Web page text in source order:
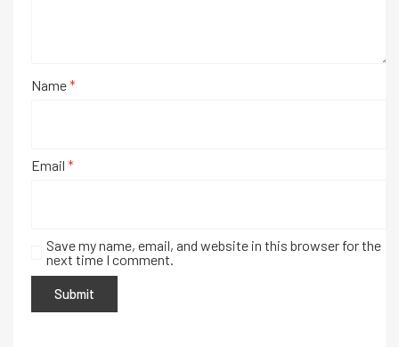
Name*
Email *
Save my name, email, and website in this browser for the
next time I comment.